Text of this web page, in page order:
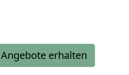
erhalten